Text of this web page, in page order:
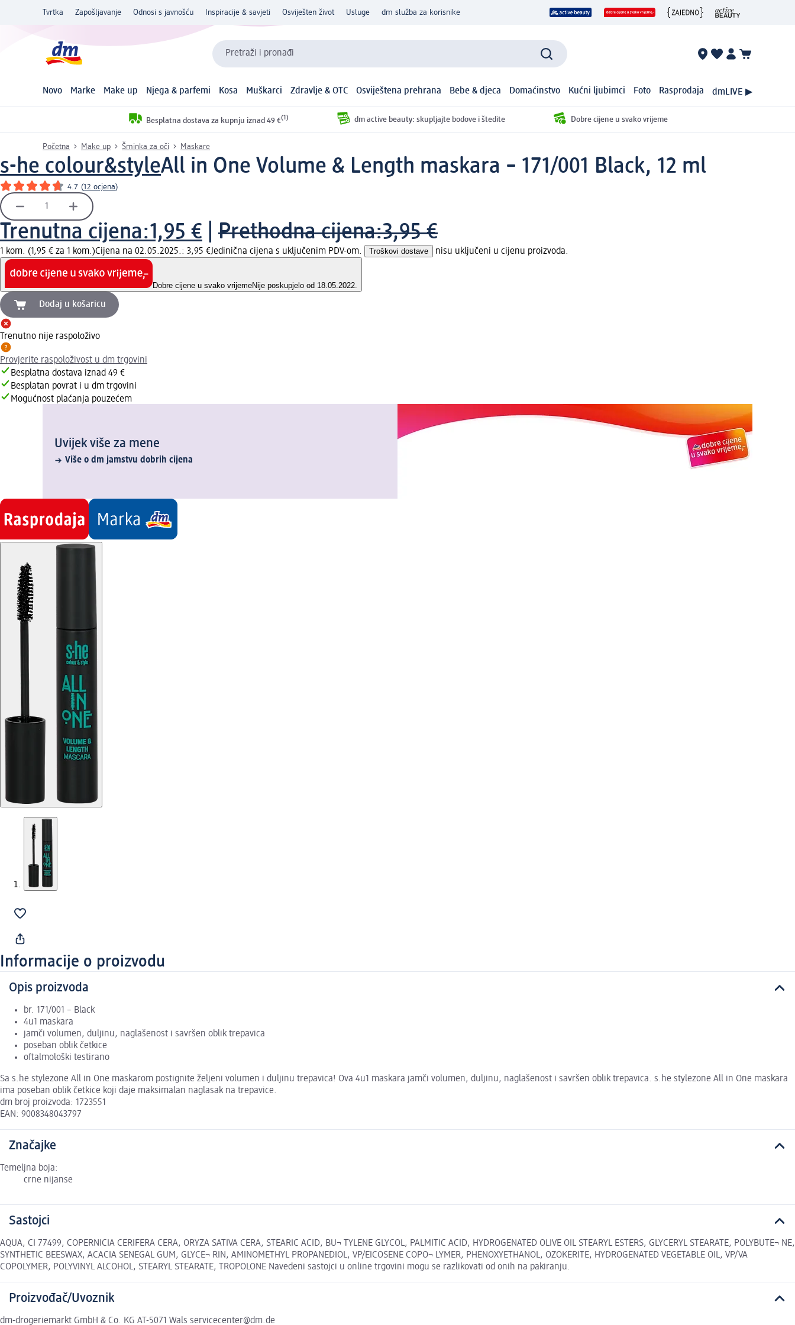
Tvrtka Zapošljavanje Odnosi s javnošću Inspiracije & savjeti Osviješten život Usluge dm služba za korisnike
Pretraži i pronađi
Novo Marke Make up Njega & parfemi Kosa Muškarci Zdravlje & OTC Osviještena prehrana Bebe & djeca Domaćinstvo Kućni ljubimci Foto Rasprodaja dmLIVE ▶
Besplatna dostava za kupnju iznad 49 €(1) dm active beauty: skupljajte bodove i štedite Dobre cijene u svako vrijeme
Početna Make up Šminka za oči Maskare
s-he colour&styleAll in One Volume & Length maskara – 171/001 Black, 12 ml
4.7 (12 ocjena)
Trenutna cijena:1,95 € Prethodna cijena:3,95 €
1 kom. (1,95 € za 1 kom.)Cijena na 02.05.2025.: 3,95 €Jedinična cijena s uključenim PDV-om. Troškovi dostave nisu uključeni u cijenu proizvoda.
Dobre cijene u svako vrijemeNije poskupjelo od 18.05.2022.
Dodaj u košaricu
Trenutno nije raspoloživo
Provjerite raspoloživost u dm trgovini
Besplatna dostava iznad 49 €
Besplatan povrat i u dm trgovini
Mogućnost plaćanja pouzećem
Uvijek više za mene
Više o dm jamstvu dobrih cijena
Informacije o proizvodu
Opis proizvoda
br. 171/001 – Black
4u1 maskara
jamči volumen, duljinu, naglašenost i savršen oblik trepavica
poseban oblik četkice
oftalmološki testirano
Sa s.he stylezone All in One maskarom postignite željeni volumen i duljinu trepavica! Ova 4u1 maskara jamči volumen, duljinu, naglašenost i savršen oblik trepavica. s.he stylezone All in One maskara
ima poseban oblik četkice koji daje maksimalan naglasak na trepavice.
dm broj proizvoda: 1723551
EAN: 9008348043797
Značajke
Temeljna boja:
crne nijanse
Sastojci
AQUA, CI 77499, COPERNICIA CERIFERA CERA, ORYZA SATIVA CERA, STEARIC ACID, BU¬ TYLENE GLYCOL, PALMITIC ACID, HYDROGENATED OLIVE OIL STEARYL ESTERS, GLYCERYL STEARATE, POLYBUTE¬ NE,
SYNTHETIC BEESWAX, ACACIA SENEGAL GUM, GLYCE¬ RIN, AMINOMETHYL PROPANEDIOL, VP/EICOSENE COPO¬ LYMER, PHENOXYETHANOL, OZOKERITE, HYDROGENATED VEGETABLE OIL, VP/VA
COPOLYMER, POLYVINYL ALCOHOL, STEARYL STEARATE, TROPOLONE Navedeni sastojci u online trgovini mogu se razlikovati od onih na pakiranju.
Proizvođač/Uvoznik
dm-drogeriemarkt GmbH & Co. KG AT-5071 Wals servicecenter@dm.de